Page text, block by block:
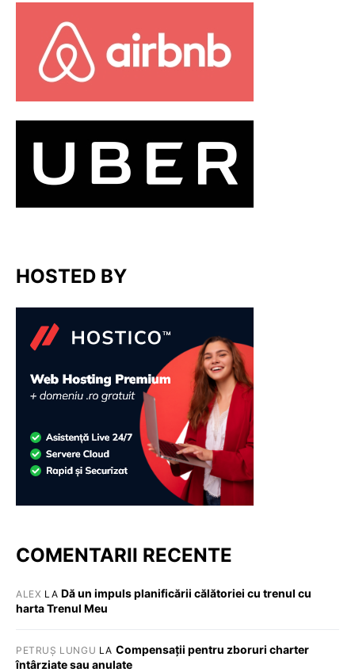
HOSTED BY
COMENTARII RECENTE
ALEX LA Dă un impuls planificării călătoriei cu trenul cu
harta Trenul Meu
PETRUȘ LUNGU LA Compensații pentru zboruri charter
întârziate sau anulate